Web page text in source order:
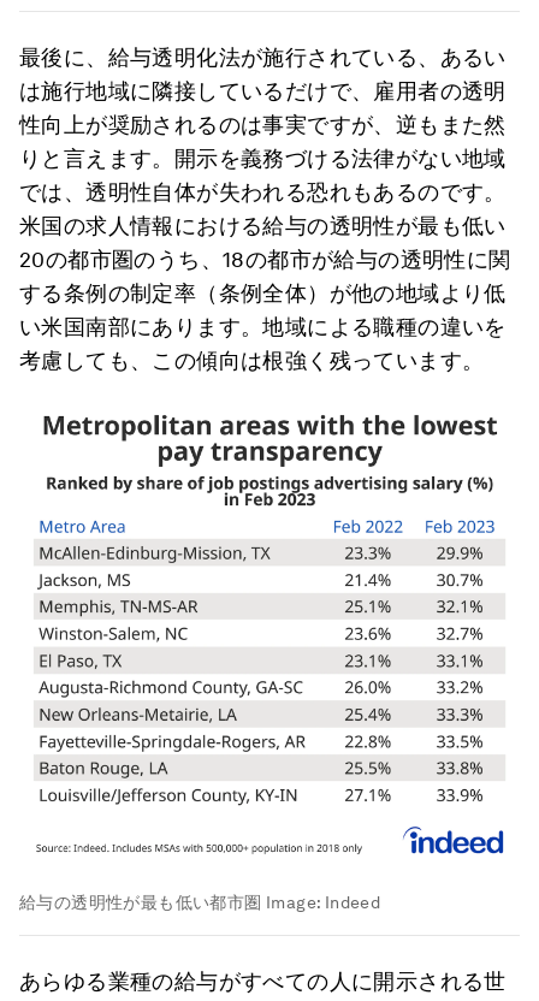
最後に、給与透明化法が施行されている、あるい
は施行地域に隣接しているだけで、雇用者の透明
性向上が奨励されるのは事実ですが、逆もまた然
りと言えます。開示を義務づける法律がない地域
では、透明性自体が失われる恐れもあるのです。
米国の求人情報における給与の透明性が最も低い
20の都市圏のうち、18の都市が給与の透明性に関
する条例の制定率（条例全体）が他の地域より低
い米国南部にあります。地域による職種の違いを
考慮しても、この傾向は根強く残っています。
給与の透明性が最も低い都市圏 Image: Indeed
あらゆる業種の給与がすべての人に開示される世